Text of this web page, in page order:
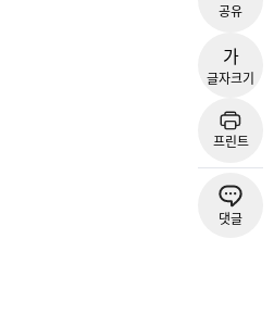
공유
가
글자크기
프린트
댓글